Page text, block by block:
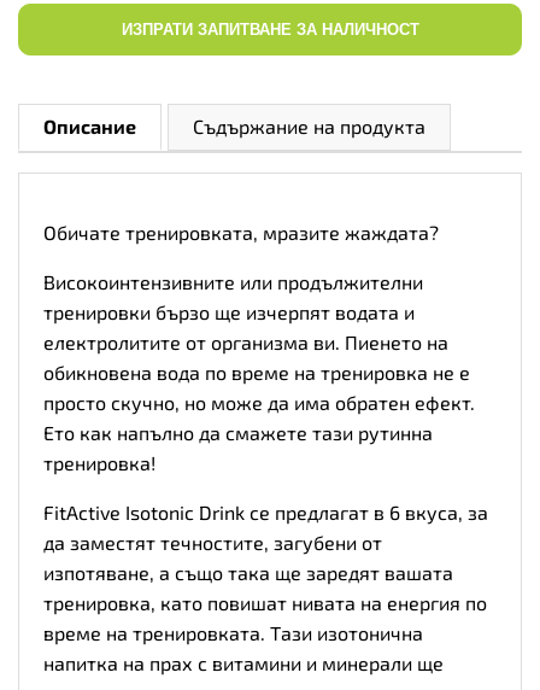
ИЗПРАТИ ЗАПИТВАНЕ ЗА НАЛИЧНОСТ
Описание Съдържание на продукта
Обичате тренировката, мразите жаждата?
Високоинтензивните или продължителни
тренировки бързо ще изчерпят водата и
електролитите от организма ви. Пиенето на
обикновена вода по време на тренировка не е
просто скучно, но може да има обратен ефект.
Ето как напълно да смажете тази рутинна
тренировка!
FitActive Isotonic Drink се предлагат в 6 вкуса, за
да заместят течностите, загубени от
изпотяване, а също така ще заредят вашата
тренировка, като повишат нивата на енергия по
време на тренировката. Тази изотонична
напитка на прах с витамини и минерали ще